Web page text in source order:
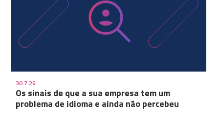
30.7.26
Os sinais de que a sua empresa tem um
problema de idioma e ainda não percebeu